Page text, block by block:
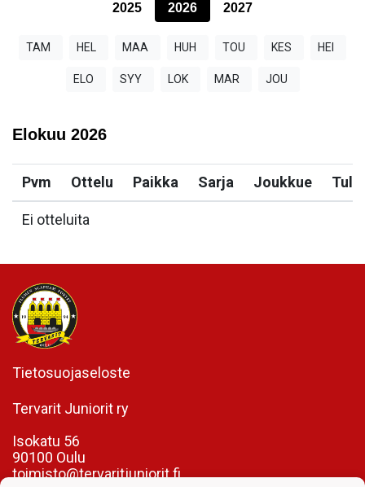
2025 2026 2027
TAM HEL MAA HUH TOU KES HEI
ELO SYY LOK MAR JOU
Elokuu 2026
Pvm Ottelu Paikka Sarja Joukkue
Ei otteluita
Tietosuojaseloste
Tervarit Juniorit ry
Isokatu 56
90100 Oulu
toimisto@tervaritjuniorit.fi